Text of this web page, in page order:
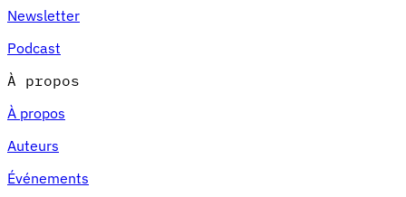
Newsletter
Podcast
À propos
À propos
Auteurs
Événements